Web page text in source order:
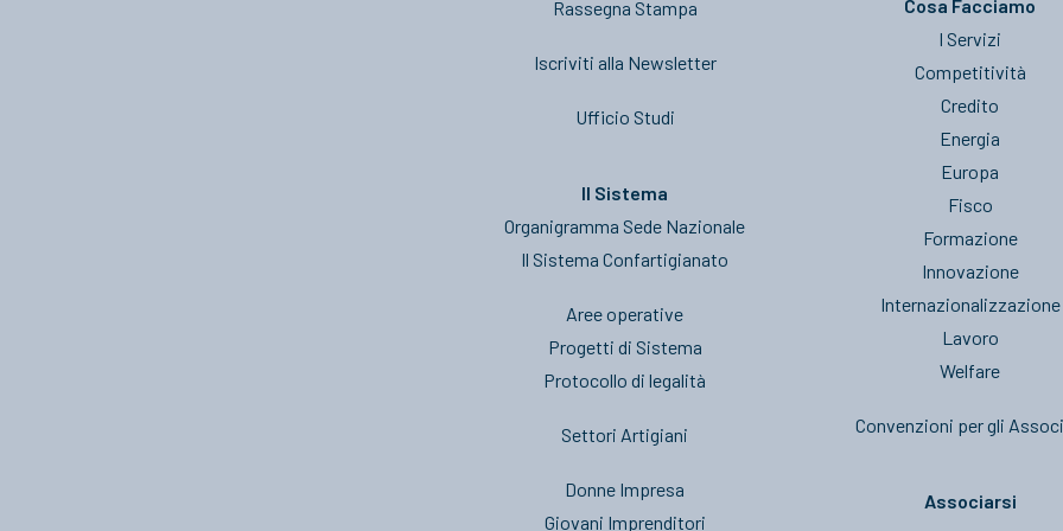
Rassegna Stampa
Iscriviti alla Newsletter
Ufficio Studi
Il Sistema
Organigramma Sede Nazionale
Il Sistema Confartigianato
Aree operative
Progetti di Sistema
Protocollo di legalità
Settori Artigiani
Donne Impresa
Giovani Imprenditori
Cosa Facciamo
I Servizi
Competitività
Credito
Energia
Europa
Fisco
Formazione
Innovazione
Internazionalizzazione
Lavoro
Welfare
Convenzioni per gli
Associarsi